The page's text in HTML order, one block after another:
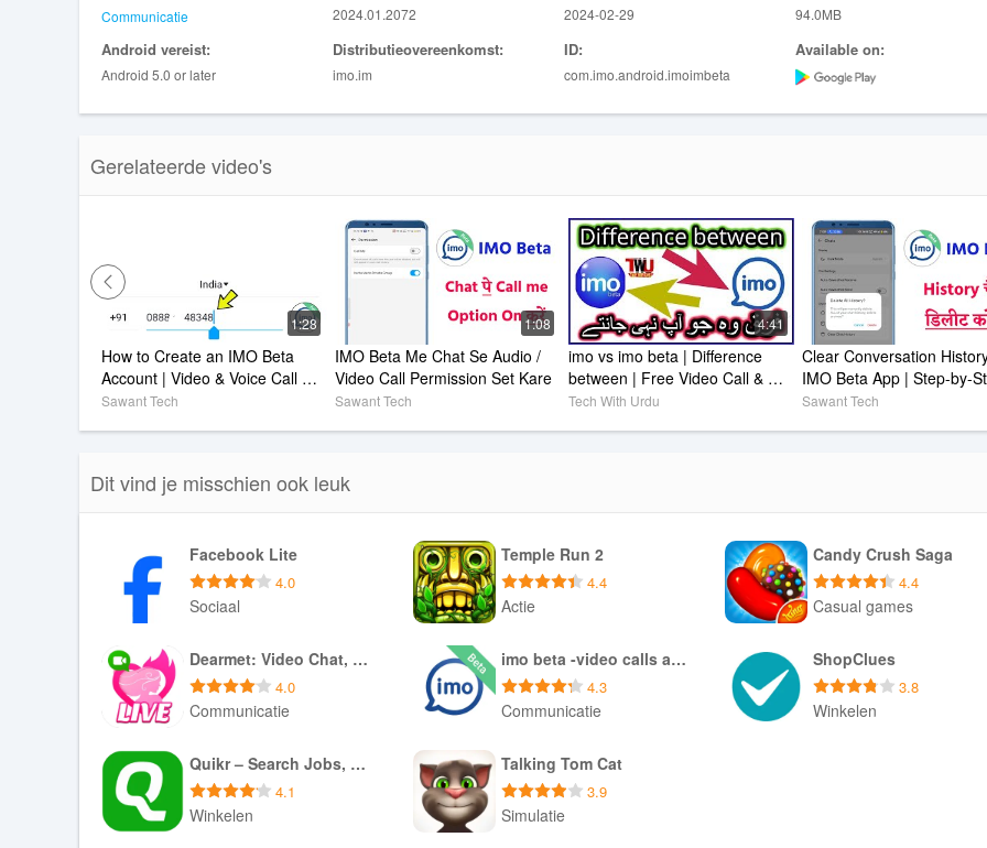
Communicatie 2024.01.2072 2024-02-29 94.0MB
Android vereist:
Android 5.0 or later
Distributieovereenkomst:
imo.im
ID:
com.imo.android.imoimbeta
Available on:
Gerelateerde video's
1:28
How to Create an IMO Beta
Account | Video & Voice Call
Feature Explained
Sawant Tech
1:08
IMO Beta Me Chat Se Audio /
Video Call Permission Set Kare
Sawant Tech
4:41
imo vs imo beta | Difference
between | Free Video Call &
Chats/ Hindi/ Urdu
Tech With Urdu
Clear Conversation
IMO Beta App | Step-by-
Sawant Tech
Dit vind je misschien ook leuk
Facebook Lite
4.0
Sociaal
Downloaden APK
Temple Run 2
4.4
Actie
Downloaden APK
Candy Crush Saga
4.4
Casual games
Downloaden APK
Dearmet: Video Chat, Live Talk
4.0
Communicatie
Downloaden APK
imo beta -video calls and chat
4.3
Communicatie
Downloaden APK
ShopClues
3.8
Winkelen
Quikr – Search Jobs, Mobiles,
4.1
Winkelen
Talking Tom Cat
3.9
Simulatie